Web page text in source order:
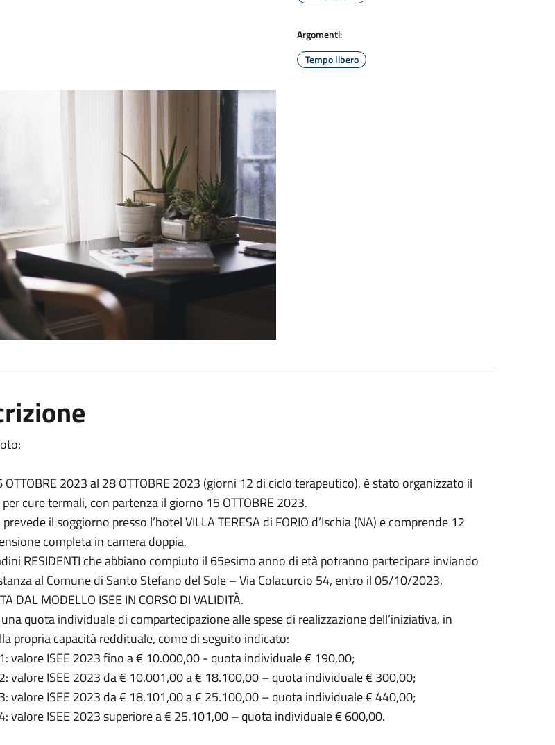
Argomenti:
Tempo libero
OTTOBRE 2023 al 28 OTTOBRE 2023 (giorni 12 di ciclo terapeutico), è stato organizzato il
cure termali, con partenza il giorno 15 OTTOBRE 2023.
il soggiorno presso l’hotel VILLA TERESA di FORIO d’Ischia (NA) e comprende 12
completa in camera doppia.
RESIDENTI che abbiano compiuto il 65esimo anno di età potranno partecipare inviando
al Comune di Santo Stefano del Sole – Via Colacurcio 54, entro il 05/10/2023,
DAL MODELLO ISEE IN CORSO DI VALIDITÀ.
quota individuale di compartecipazione alle spese di realizzazione dell’iniziativa, in
propria capacità reddituale, come di seguito indicato:
valore ISEE 2023 fino a € 10.000,00 - quota individuale € 190,00;
valore ISEE 2023 da € 10.001,00 a € 18.100,00 – quota individuale € 300,00;
valore ISEE 2023 da € 18.101,00 a € 25.100,00 – quota individuale € 440,00;
valore ISEE 2023 superiore a € 25.101,00 – quota individuale € 600,00.